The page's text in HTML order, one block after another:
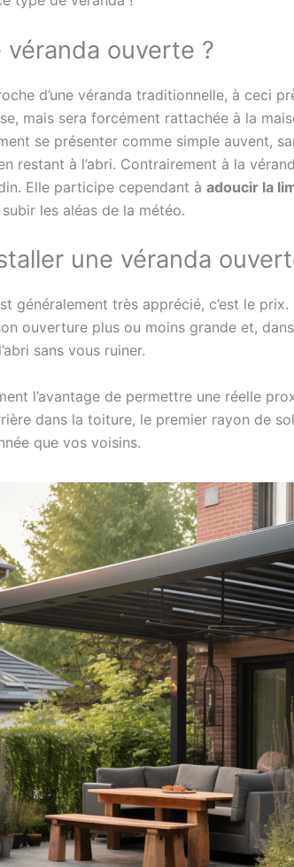
véranda ouverte ?
d’une véranda traditionnelle, à ceci
mais sera forcément rattachée à la
se présenter comme simple auvent,
restant à l’abri. Contrairement à la
Elle participe cependant à adoucir la
les aléas de la météo.
une véranda
généralement très apprécié, c’est le prix.
ouverture plus ou moins grande et,
sans vous ruiner.
l’avantage de permettre une réelle
dans la toiture, le premier rayon de
que vos voisins.